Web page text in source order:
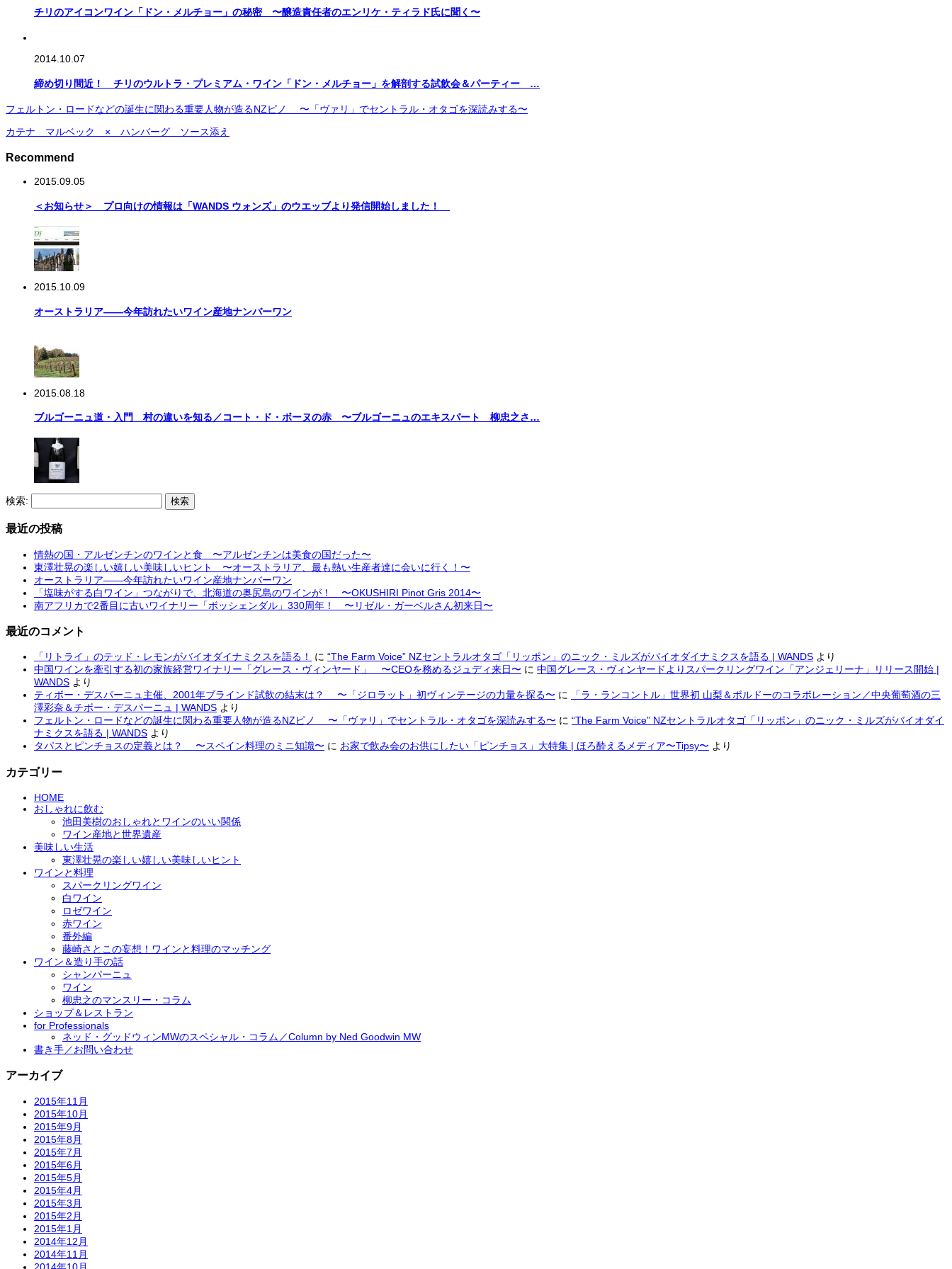
チリのアイコンワイン「ドン・メルチョー」の秘密 〜醸造責任者のエンリケ・ティラド氏に聞く〜
2014.10.07
締め切り間近！ チリのウルトラ・プレミアム・ワイン「ドン・メルチョー」を解剖する試飲会＆パーティー …
フェルトン・ロードなどの誕生に関わる重要人物が造るNZピノ 〜「ヴァリ」でセントラル・オタゴを深読みする〜
カテナ マルベック × ハンバーグ ソース添え
Recommend
2015.09.05
＜お知らせ＞ プロ向けの情報は「WANDS ウォンズ」のウエッブより発信開始しました！
2015.10.09
オーストラリア――今年訪れたいワイン産地ナンバーワン
2015.08.18
ブルゴーニュ道・入門 村の違いを知る／コート・ド・ボーヌの赤 〜ブルゴーニュのエキスパート 柳忠之さ…
検索:
最近の投稿
情熱の国・アルゼンチンのワインと食 〜アルゼンチンは美食の国だった〜
東澤壮晃の楽しい嬉しい美味しいヒント 〜オーストラリア、最も熱い生産者達に会いに行く！〜
オーストラリア――今年訪れたいワイン産地ナンバーワン
「塩味がする白ワイン」つながりで、北海道の奥尻島のワインが！ 〜OKUSHIRI Pinot Gris 2014〜
南アフリカで2番目に古いワイナリー「ボッシェンダル」330周年！ 〜リゼル・ガーベルさん初来日〜
最近のコメント
「リトライ」のテッド・レモンがバイオダイナミクスを語る！ に “The Farm Voice” NZセントラルオタゴ「リッポン」のニック・ミルズがバイオダイナミクスを語る | WANDS より
中国ワインを牽引する初の家族経営ワイナリー「グレース・ヴィンヤード」 〜CEOを務めるジュディ来日〜 に 中国グレース・ヴィンヤードよりスパークリングワイン「アンジェリーナ」リリース開始 |
WANDS より
ティボー・デスパーニュ主催、2001年ブラインド試飲の結末は？ 〜「ジロラット」初ヴィンテージの力量を探る〜 に
「ラ・ランコントル」世界初 山梨＆ボルドーのコラボレーション／中央葡萄酒の三
澤彩奈＆チボー・デスパーニュ | WANDS より
フェルトン・ロードなどの誕生に関わる重要人物が造るNZピノ 〜「ヴァリ」でセントラル・オタゴを深読みする〜 に “The Farm Voice” NZセントラルオタゴ「リッポン」のニック・ミルズがバイオダイ
ナミクスを語る | WANDS より
タパスとピンチョスの定義とは？ 〜スペイン料理のミニ知識〜 に お家で飲み会のお供にしたい「ピンチョス」大特集 | ほろ酔えるメディア〜Tipsy〜 より
カテゴリー
HOME
おしゃれに飲む
池田美樹のおしゃれとワインのいい関係
ワイン産地と世界遺産
美味しい生活
東澤壮晃の楽しい嬉しい美味しいヒント
ワインと料理
スパークリングワイン
白ワイン
ロゼワイン
赤ワイン
番外編
藤崎さとこの妄想！ワインと料理のマッチング
ワイン＆造り手の話
シャンパーニュ
ワイン
柳忠之のマンスリー・コラム
ショップ＆レストラン
for Professionals
ネッド・グッドウィンMWのスペシャル・コラム／Column by Ned Goodwin MW
書き手／お問い合わせ
アーカイブ
2015年11月
2015年10月
2015年9月
2015年8月
2015年7月
2015年6月
2015年5月
2015年4月
2015年3月
2015年2月
2015年1月
2014年12月
2014年11月
2014年10月